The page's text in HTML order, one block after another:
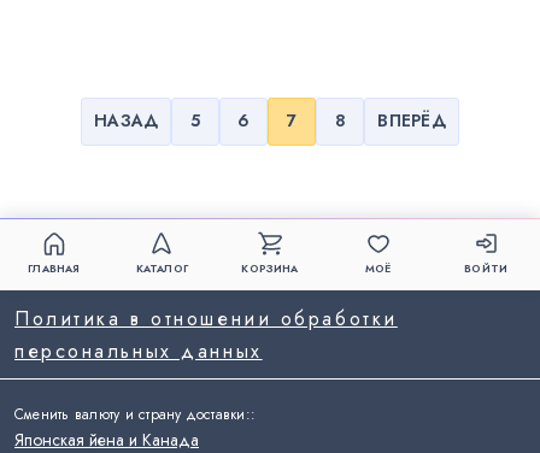
НАЗАД 5 6 7 8 ВПЕРЁД
ГЛАВНАЯ КАТАЛОГ КОРЗИНА МОЁ ВОЙТИ
Политика в отношении обработки
персональных данных
Сменить валюту и страну доставки::
Японская йена и Канада